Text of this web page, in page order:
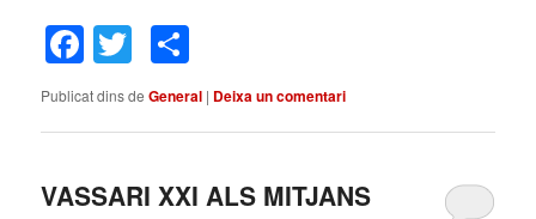
Facebook
Twitter
Publicat dins de General | Deixa un comentari
VASSARI XXI ALS MITJANS